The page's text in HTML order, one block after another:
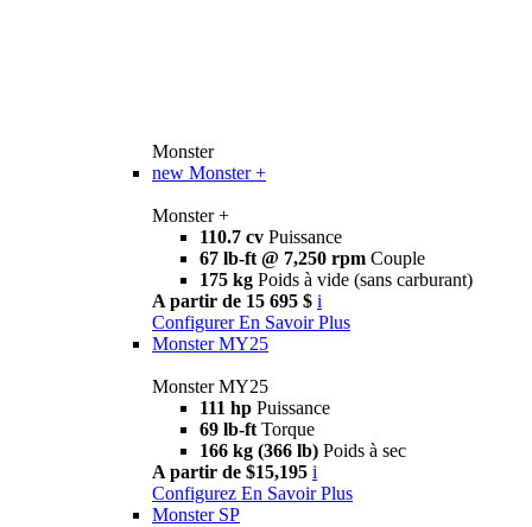
Monster
new Monster +
Monster +
110.7 cv Puissance
67 lb-ft @ 7,250 rpm Couple
175 kg Poids à vide (sans carburant)
A partir de 15 695 $ i
Configurer En Savoir Plus
Monster MY25
Monster MY25
111 hp Puissance
69 lb-ft Torque
166 kg (366 lb) Poids à sec
A partir de $15,195 i
Configurez En Savoir Plus
Monster SP